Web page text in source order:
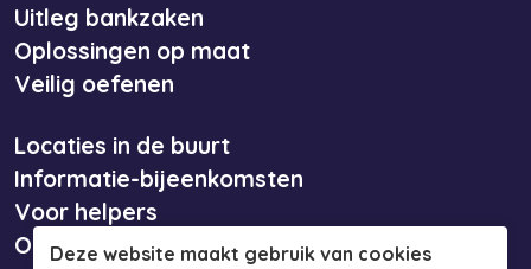
Uitleg bankzaken
Oplossingen op maat
Veilig oefenen
Locaties in de buurt
Informatie-bijeenkomsten
Voor helpers
Over ons
Deze website maakt gebruik van cookies